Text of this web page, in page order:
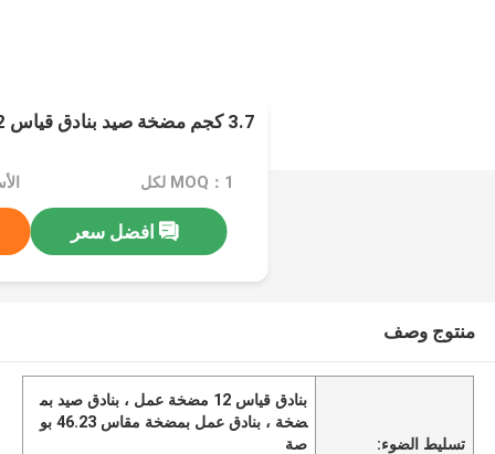
3.7 كجم مضخة صيد بنادق قياس 12
MOQ：1 لكل
افضل سعر
منتوج وصف
تسليط الضوء:
بنادق قياس 12 مضخة عمل ، بنادق صيد بم
ضخة ، بنادق عمل بمضخة مقاس 46.23 بو
صة